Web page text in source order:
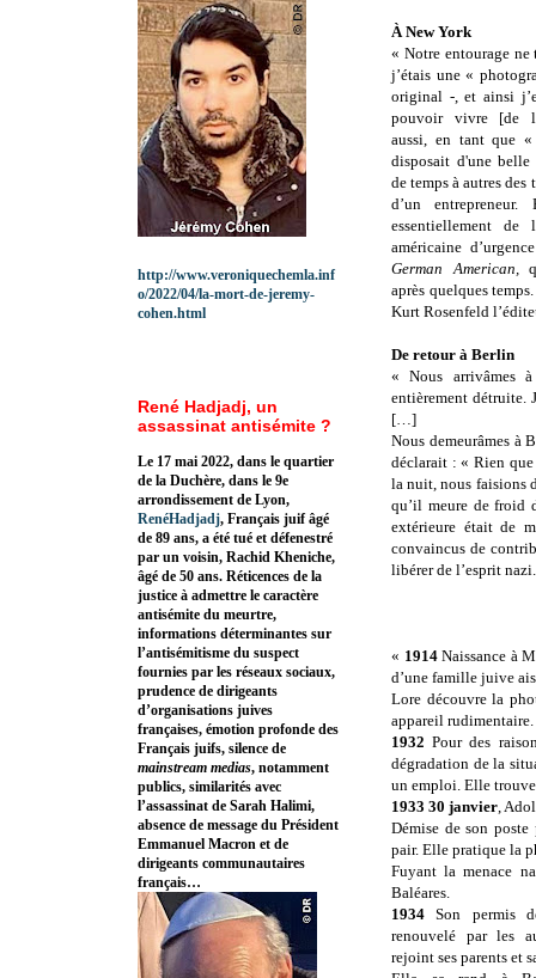
À New York
« Notre entourage ne
j’étais une «
original -, et ainsi
pouvoir vivre [de
aussi, en tant que
disposait d'une
de temps à autres
d’un
essentiellement de
américaine
German American,
après quelques
Kurt Rosenfeld
De retour à Berlin
« Nous arrivâmes
entièrement détruite.
[…]
Nous demeurâmes à
déclarait : « Rien que
la nuit, nous faisions
qu’il meure de froid
extérieure était de
convaincus de
libérer de l’esprit
« 1914Naissance à
d’une famille juive
Lore découvre la
appareil rudimentaire.
1932Pour des
dégradation de la
un emploi. Elle
1933 30 janvier,
Démise de son
pair. Elle pratique la
Fuyant la menace
Baléares.
1934 Son permis
renouvelé par les
rejoint ses parents et
http://www.veroniquechemla.inf
o/2022/04/la-mort-de-jeremy-
cohen.html
René Hadjadj, un
assassinat antisémite ?
Le 17 mai 2022, dans le quartier
de la Duchère, dans le 9e
arrondissement de Lyon,
RenéHadjadj, Français juif âgé
de 89 ans, a été tué et défenestré
par un voisin, Rachid Kheniche,
âgé de 50 ans. Réticences de la
justice à admettre le caractère
antisémite du meurtre,
informations déterminantes sur
l’antisémitisme du suspect
fournies par les réseaux sociaux,
prudence de dirigeants
d’organisations juives
françaises, émotion profonde des
Français juifs, silence de
mainstream medias, notamment
publics, similarités avec
l’assassinat de Sarah Halimi,
absence de message du Président
Emmanuel Macron et de
dirigeants communautaires
français…